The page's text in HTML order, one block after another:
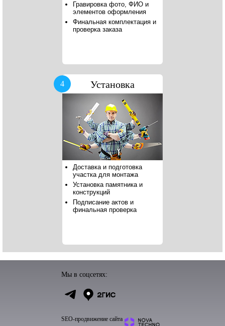
Гравировка фото, ФИО и
элементов оформления
Финальная комплектация и
проверка заказа
4 Установка
Доставка и подготовка
участка для монтажа
Установка памятника и
конструкций
Подписание актов и
финальная проверка
Мы в соцсетях:
SEO-продвижение сайта